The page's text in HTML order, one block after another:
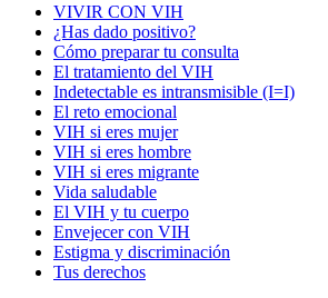
VIVIR CON VIH
¿Has dado positivo?
Cómo preparar tu consulta
El tratamiento del VIH
Indetectable es intransmisible (I=I)
El reto emocional
VIH si eres mujer
VIH si eres hombre
VIH si eres migrante
Vida saludable
El VIH y tu cuerpo
Envejecer con VIH
Estigma y discriminación
Tus derechos